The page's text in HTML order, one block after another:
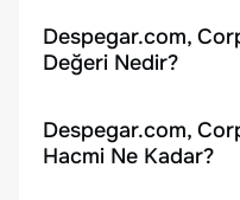
Despegar.com,
Değeri Nedir?
Despegar.com,
Hacmi Ne Kadar?